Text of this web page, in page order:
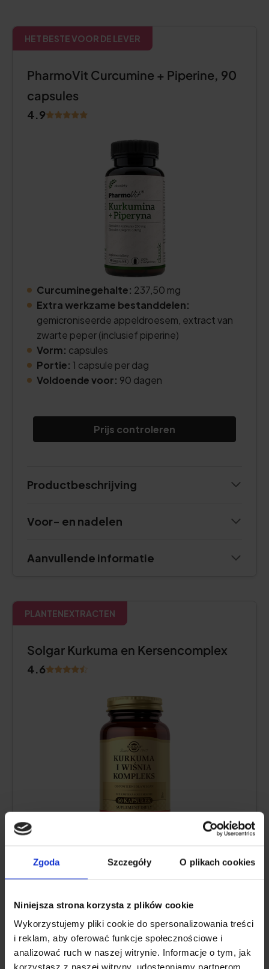
Zgoda Szczegóły O plikach cookies
Niniejsza strona korzysta z plików cookie
Wykorzystujemy pliki cookie do spersonalizowania treści
i reklam, aby oferować funkcje społecznościowe i
analizować ruch w naszej witrynie. Informacje o tym, jak
korzystasz z naszej witryny, udostępniamy partnerom
HET BESTE VOOR DE LEVER
PharmoVit Curcumine + Piperine, 90
capsules
4.9
Curcuminegehalte: 237,50 mg
Extra werkzame bestanddelen:
gemicroniseerde appeldroesem, extract van
zwarte peper (inclusief piperine)
Vorm: capsules
Portie: 1 capsule per dag
Voldoende voor: 90 dagen
Prijs controleren
Productbeschrijving
Voor- en nadelen
Aanvullende informatie
PLANTENEXTRACTEN
Solgar Kurkuma en Kersencomplex
4.6
kurkumawortelextract
quercetine, onbewerkt cayennepeperpoeder,
BioPerine® extract van zwarte peper.
Vorm: Capsules
Portie:2 capsules per dag
Voldoende voor:30 dagen